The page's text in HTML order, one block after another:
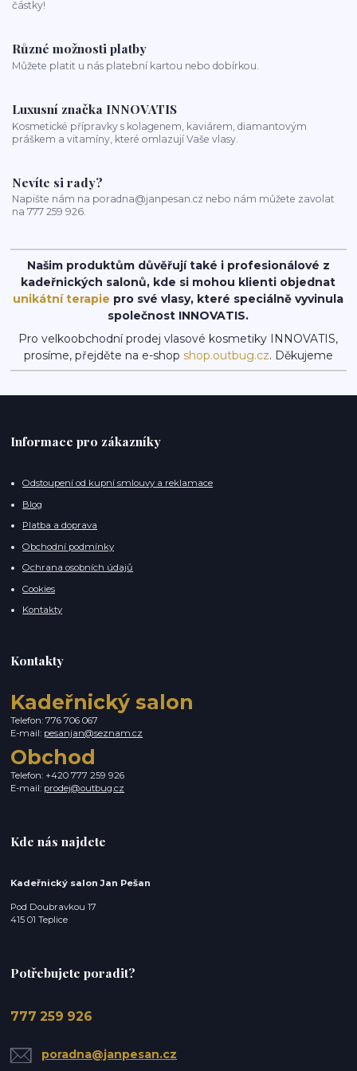
částky!
Různé možnosti platby
Můžete platit u nás platební kartou nebo dobírkou.
Luxusní značka INNOVATIS
Kosmetické přípravky s kolagenem, kaviárem, diamantovým
práškem a vitamíny, které omlazují Vaše vlasy.
Nevíte si rady?
Napište nám na poradna@janpesan.cz nebo nám můžete zavolat
na 777 259 926.
Našim produktům důvěřují také i profesionálové z
kadeřnických salonů, kde si mohou klienti objednat
unikátní terapie pro své vlasy, které speciálně vyvinula
společnost INNOVATIS.
Pro velkoobchodní prodej vlasové kosmetiky INNOVATIS,
prosíme, přejděte na e-shop shop.outbug.cz. Děkujeme
Informace pro zákazníky
Odstoupení od kupní smlouvy a reklamace
Blog
Platba a doprava
Obchodní podmínky
Ochrana osobních údajů
Cookies
Kontakty
Kontakty
Kadeřnický salon
Telefon: 776 706 067
E-mail: pesanjan@seznam.cz
Obchod
Telefon: +420 777 259 926
E-mail: prodej@outbug.cz
Kde nás najdete
Kadeřnický salon Jan Pešan
Pod Doubravkou 17
415 01 Teplice
Potřebujete poradit?
777 259 926
poradna@janpesan.cz